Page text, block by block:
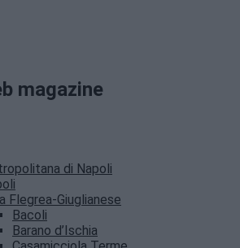
magazine
di Napoli
Flegrea-Giuglianese
Bacoli
Barano d’Ischia